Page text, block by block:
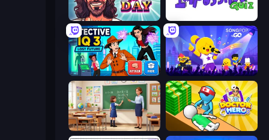
God For a Day: Prequel
Detective IQ 3 SongPop GO
High School Teacher Simulator Doctor Hero